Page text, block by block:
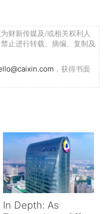
财新传媒及/或相关权利人
止进行转载、摘编、复制及
，获得书面
In Depth: As